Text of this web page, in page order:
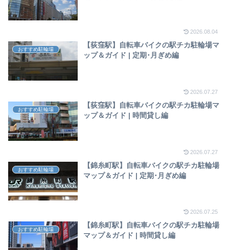
2026.08.04
おすすめ駐輪場
【荻窪駅】自転車バイクの駅チカ駐輪場マ
ップ＆ガイド | 定期･月ぎめ編
2026.07.27
おすすめ駐輪場
【荻窪駅】自転車バイクの駅チカ駐輪場マ
ップ＆ガイド | 時間貸し編
2026.07.27
おすすめ駐輪場
【錦糸町駅】自転車バイクの駅チカ駐輪場
マップ＆ガイド | 定期･月ぎめ編
2026.07.25
おすすめ駐輪場
【錦糸町駅】自転車バイクの駅チカ駐輪場
マップ＆ガイド | 時間貸し編